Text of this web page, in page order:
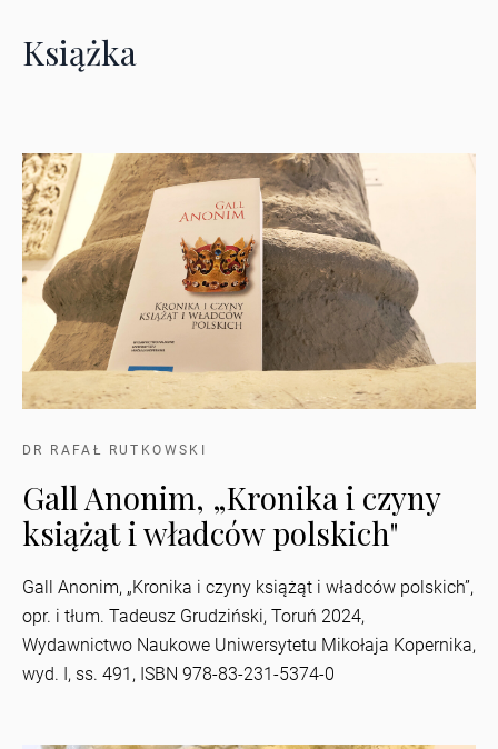
Książka
DR RAFAŁ RUTKOWSKI
Gall Anonim, „Kronika i czyny
książąt i władców polskich"
Gall Anonim, „Kronika i czyny książąt i władców polskich”,
opr. i tłum. Tadeusz Grudziński, Toruń 2024,
Wydawnictwo Naukowe Uniwersytetu Mikołaja Kopernika,
wyd. I, ss. 491, ISBN 978-83-231-5374-0